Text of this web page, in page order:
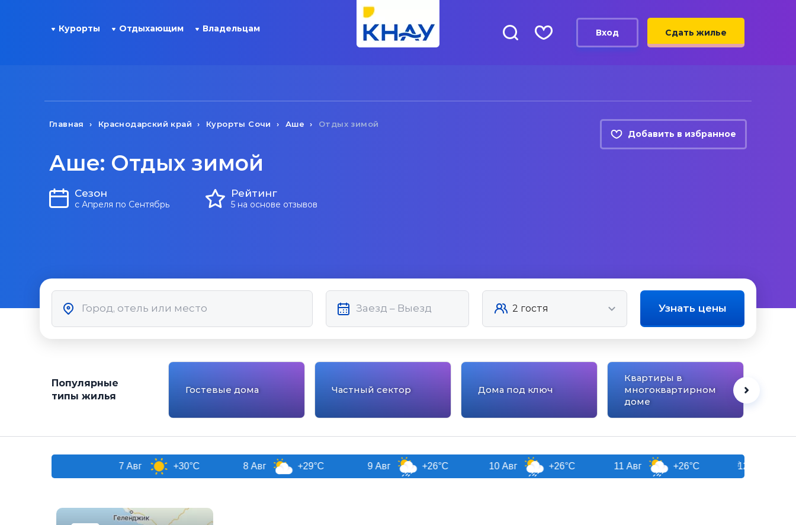
Курорты Отдыхающим Владельцам Вход Сдать жилье
Главная Краснодарский край Курорты Сочи Аше Отдых зимой
Добавить в избранное
Аше: Отдых зимой
Сезон
с Апреля по Сентябрь
Рейтинг
5 на основе отзывов
Узнать цены
Популярные
типы жилья
Гостевые дома Частный сектор Дома под ключ
Квартиры в
многоквартирном
доме
+30°C +29°C +26°C 10 Авг +26°C 11 Авг +26°C 12 Авг